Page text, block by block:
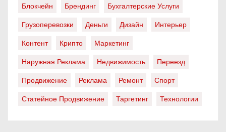
Блокчейн
Брендинг
Бухгалтерские Услуги
Грузоперевозки
Деньги Дизайн
Интерьер
Контент
Крипто
Маркетинг
Наружная Реклама
Недвижимость
Переезд
Продвижение
Реклама Ремонт
Спорт
Статейное Продвижение
Таргетинг Технологии